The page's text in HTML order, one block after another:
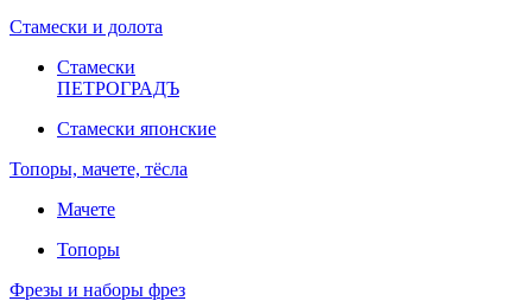
Стамески и долота
Стамески
ПЕТРОГРАДЪ
Стамески японские
Топоры, мачете, тёсла
Мачете
Топоры
Фрезы и наборы фрез